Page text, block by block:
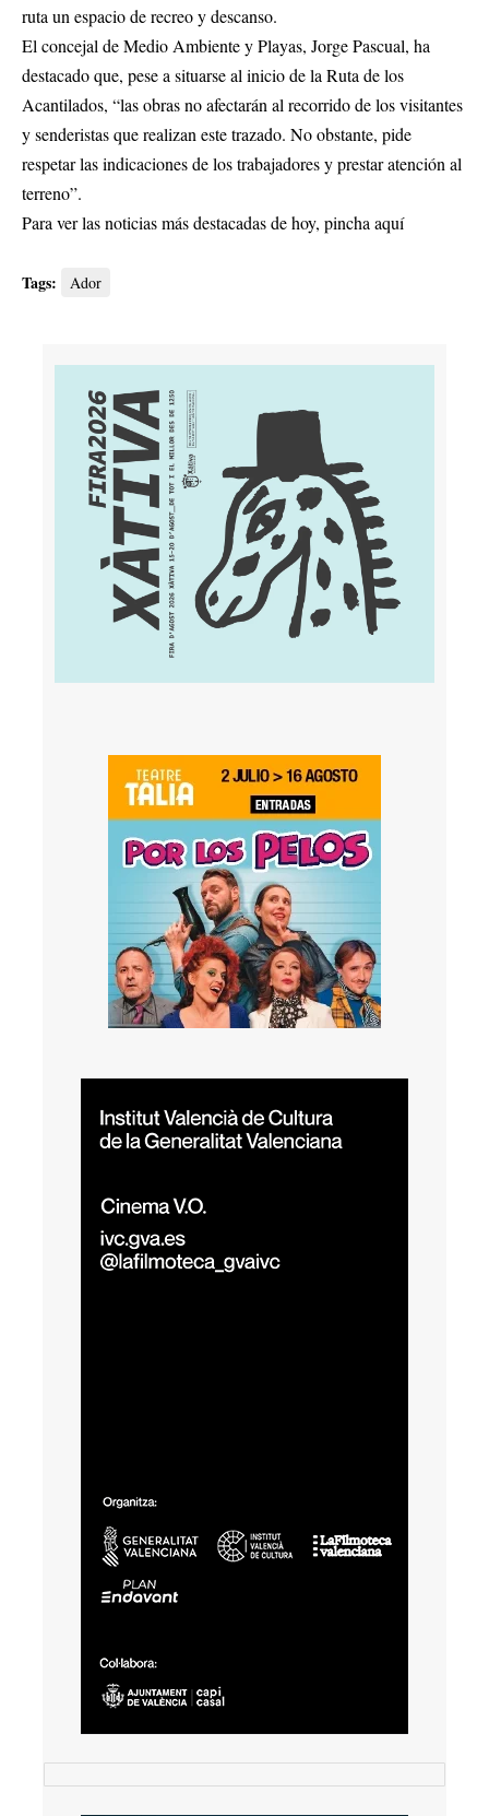
ruta un espacio de recreo y descanso.
El concejal de Medio Ambiente y Playas, Jorge Pascual, ha
destacado que, pese a situarse al inicio de la Ruta de los
Acantilados, “las obras no afectarán al recorrido de los visitantes
y senderistas que realizan este trazado. No obstante, pide
respetar las indicaciones de los trabajadores y prestar atención al
terreno”.
Para ver las noticias más destacadas de hoy, pincha aquí
Tags: Ador